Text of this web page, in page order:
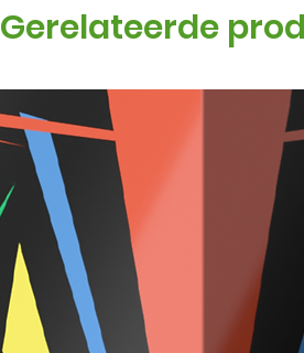
Gerelateerde